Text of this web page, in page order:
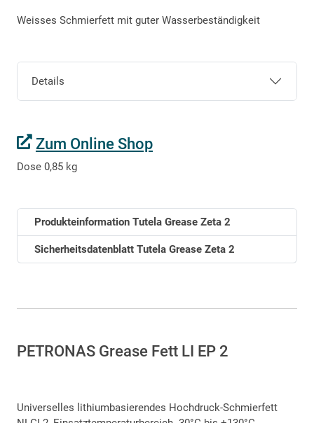
Weisses Schmierfett mit guter Wasserbeständigkeit
Details
Zum Online Shop
Dose 0,85 kg
Produkteinformation Tutela Grease Zeta 2
Sicherheitsdatenblatt Tutela Grease Zeta 2
PETRONAS Grease Fett LI EP 2
Universelles lithiumbasierendes Hochdruck-Schmierfett